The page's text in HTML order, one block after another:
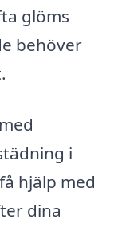
glöms
behöver
i
hjälp med
dina